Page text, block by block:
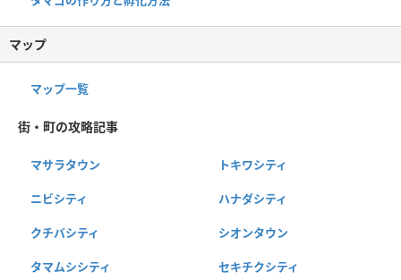
マップ
マップ一覧
街・町の攻略記事
マサラタウン トキワシティ
ニビシティ ハナダシティ
クチバシティ シオンタウン
タマムシシティ セキチクシティ